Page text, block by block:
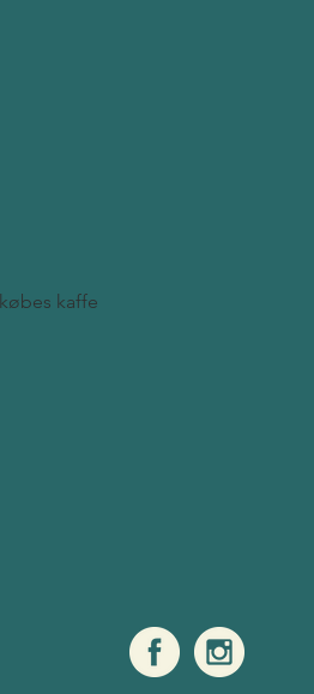
kaffe